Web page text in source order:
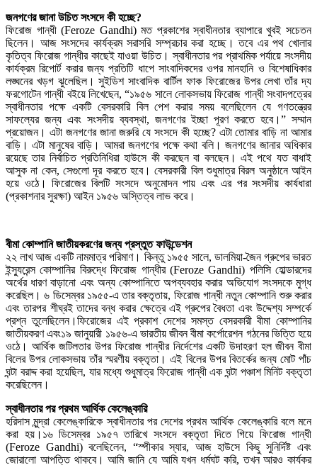
জনগণের জানা উচিত সংসদে কী হচ্ছে?
ফিরোজ গান্ধী (Feroze Gandhi) মত প্রকাশের স্বাধীনতার ব্যাপারে খুবই সচেতন
ছিলেন। আজ সংসদের কার্যক্রম সরাসরি সম্প্রচার করা হচ্ছে। তবে এর পথ খোলার
কৃতিত্ব ফিরোজ গান্ধীর কাছেই যাওয়া উচিত। স্বাধীনতার পর প্রাথমিক পর্যায়ে সংসদীয়
কার্যক্রম রিপোর্ট করার জন্য প্রতিটি ধাপে সাংবাদিকদের ওপর মানহানি ও বিশেষাধিকার
লঙ্ঘনের খড়গ ঝুলেছিল। সুইডিশ সাংবাদিক বার্টিল ফাক ফিরোজের উপর লেখা তাঁর দ্য
ফরগোটেন গান্ধী বইয়ে লিখেছেন, “১৯৫৬ সালে লোকসভায় ফিরোজ গান্ধী সংবাদপত্রের
স্বাধীনতার পক্ষে একটি বেসরকারি বিল পেশ করার সময় বলেছিলেন যে গণতন্ত্রের
সাফল্যের জন্য এবং সংসদীয় ব্যবস্থা, জনগণের ইচ্ছা পূরণ করতে হবে।” সম্মান
প্রয়োজন। এটা জনগণের জানা জরুরি যে সংসদে কী হচ্ছে? এটা তোমার বাড়ি না আমার
বাড়ি। এটা মানুষের বাড়ি। আমরা জনগণের পক্ষে কথা বলি। জনগণের জানার অধিকার
রয়েছে তার নির্বাচিত প্রতিনিধিরা হাউসে কী করছেন বা বলছেন। এই পথে যত বাধাই
আসুক না কেন, সেগুলো দূর করতে হবে। বেসরকারী বিল শুধুমাত্র বিরল অনুষ্ঠানে আইন
হয়ে ওঠে। ফিরোজের বিলটি সংসদে অনুমোদন পায় এবং এর পর সংসদীয় কার্যধারা
(প্রকাশনার সুরক্ষা) আইন ১৯৫৬ অস্তিত্ব লাভ করে।
বীমা কোম্পানি জাতীয়করণের জন্য প্রস্তুত ফাউন্ডেশন
২২ লাখ আজ একটি নামমাত্র পরিমাণ। কিন্তু ১৯৫৫ সালে, ডালমিয়া-জৈন গ্রুপের ভারত
ইন্স্যুরেন্স কোম্পানির বিরুদ্ধে ফিরোজ গান্ধীর (Feroze Gandhi) পলিসি হোল্ডারদের
অর্থের ধারণ বাড়ানো এবং অন্য কোম্পানিতে অপব্যবহার করার অভিযোগ সংসদকে মুগ্ধ
করেছিল। ৬ ডিসেম্বর ১৯৫৫-এ তার বক্তৃতায়, ফিরোজ গান্ধী নতুন কোম্পানি শুরু করার
এবং তারপর শীঘ্রই তাদের বন্ধ করার ক্ষেত্রে এই গ্রুপের বৈধতা এবং উদ্দেশ্য সম্পর্কে
প্রশ্ন তুলেছিলেন।ফিরোজের এই প্রকাশ দেশের সমস্ত বেসরকারী বীমা কোম্পানির
জাতীয়করণ এবং১৯ জানুয়ারী ১৯৫৬-এ ভারতীয় জীবন বীমা কর্পোরেশন গঠনের ভিত্তি হয়ে
ওঠে। আর্থিক জটিলতার উপর ফিরোজ গান্ধীর নির্দেশের একটি উদাহরণ হল জীবন বীমা
বিলের উপর লোকসভায় তাঁর স্মরণীয় বক্তৃতা। এই বিলের উপর বিতর্কের জন্য মোট পাঁচ
ঘন্টা বরাদ্দ করা হয়েছিল, যার মধ্যে শুধুমাত্র ফিরোজ গান্ধী এক ঘন্টা পঞ্চাশ মিনিট বক্তৃতা
করেছিলেন।
স্বাধীনতার পর প্রথম আর্থিক কেলেঙ্কারি
হরিদাস মুন্দ্রা কেলেঙ্কারিকে স্বাধীনতার পর দেশের প্রথম আর্থিক কেলেঙ্কারি বলে মনে
করা হয়।১৬ ডিসেম্বর ১৯৫৭ তারিখে সংসদে বক্তৃতা দিতে গিয়ে ফিরোজ গান্ধী
(Feroze Gandhi) বলেছিলেন, “স্পীকার স্যার, আজ হাউসে কিছু সুনির্দিষ্ট এবং
জোরালো আপত্তি থাকবে। আমি জানি যে আমি যখন ধর্মঘট করি, তখন আরও কার্যকর